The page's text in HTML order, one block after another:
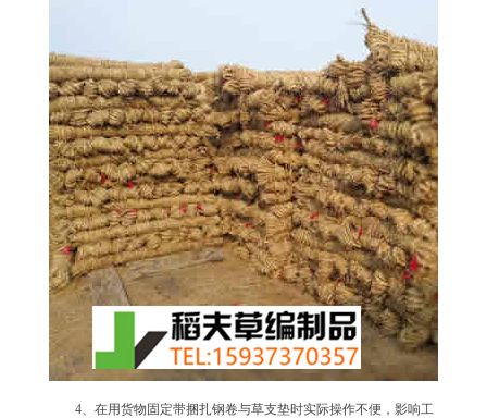
4、在用货物固定带捆扎钢卷与草支垫时实际操作不便，影响工